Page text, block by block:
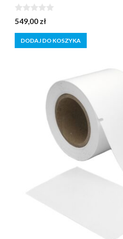
0
z
5
549,00 zł
DODAJ DO KOSZYKA